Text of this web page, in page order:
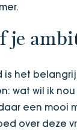
je
is het
wat wil ik
een mooi
over deze